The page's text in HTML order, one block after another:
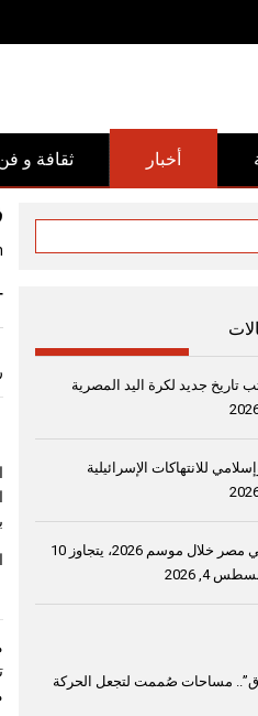
ثقافة و أخبار
تاريخ جديد لكرة اليد المصرية
للانتهاكات الإسرائيلية
إنتاج القمح في مصر خلال موسم 2026، يتجاوز 10
4, 2026
مساحات صُممت لتجعل الحركة